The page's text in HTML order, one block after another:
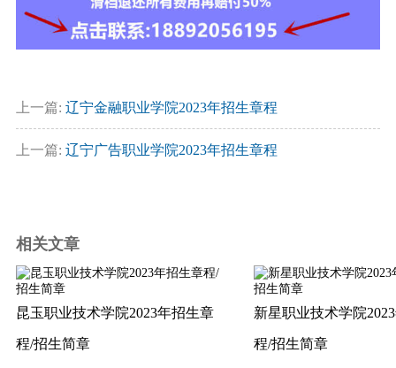
上一篇: 辽宁金融职业学院2023年招生章程
上一篇: 辽宁广告职业学院2023年招生章程
相关文章
昆玉职业技术学院2023年招生章
程/招生简章
新星职业技术学院
程/招生简章